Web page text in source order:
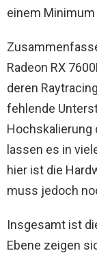
einem Minimum
Radeon RX
deren
fehlende
Hochskalierung
lassen es in
hier ist die
muss jedoch
Insgesamt ist
Ebene zeigen